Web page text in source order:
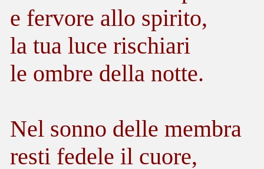
e fervore allo spirito,
la tua luce rischiari
le ombre della notte.
Nel sonno delle membra
resti fedele il cuore,